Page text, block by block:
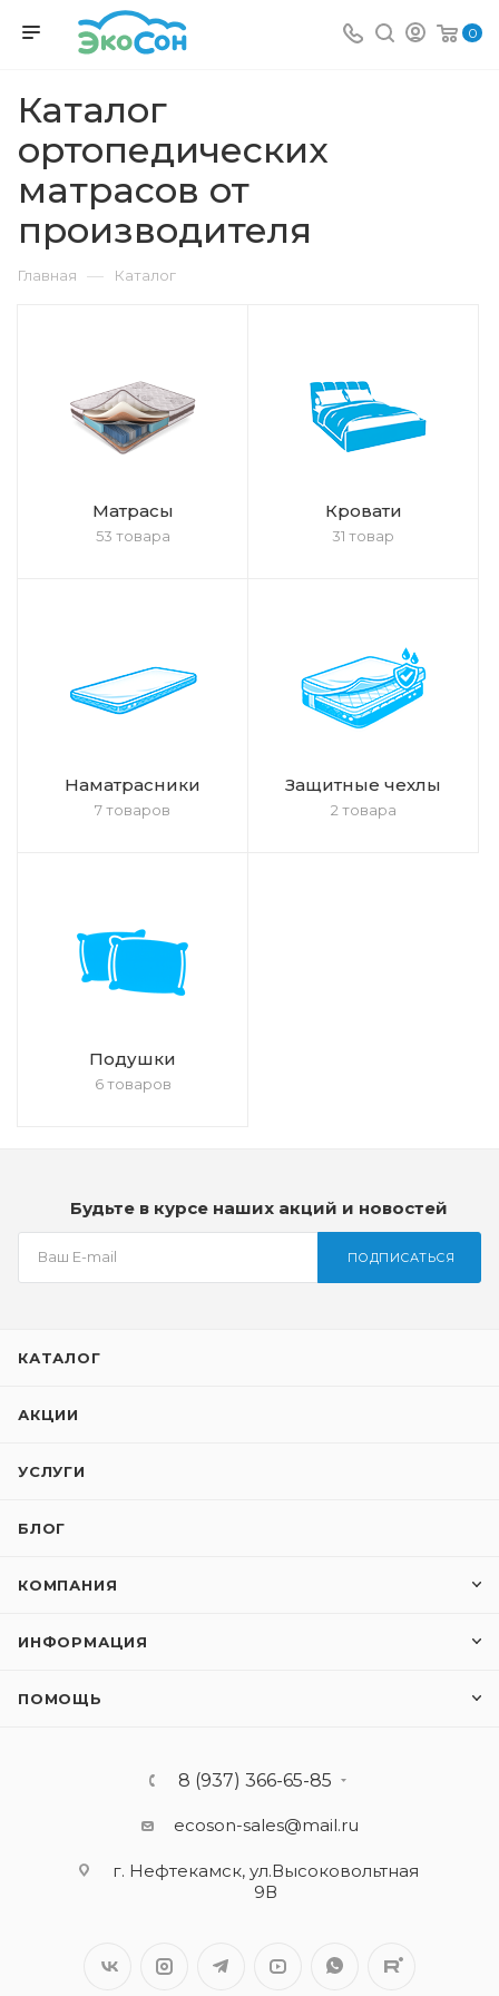
0
Каталог
ортопедических
матрасов от
производителя
Главная — Каталог
Матрасы
53 товара
Кровати
31 товар
Наматрасники
7 товаров
Защитные чехлы
2 товара
Подушки
6 товаров
Будьте в курсе наших акций и новостей
ПОДПИСАТЬСЯ
КАТАЛОГ
АКЦИИ
УСЛУГИ
БЛОГ
КОМПАНИЯ
ИНФОРМАЦИЯ
ПОМОЩЬ
8 (937) 366-65-85
ecoson-sales@mail.ru
г. Нефтекамск, ул.Высоковольтная
9В